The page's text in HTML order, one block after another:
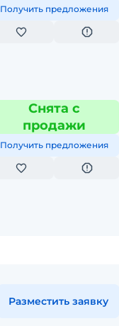
Получить предложения
Снята с
продажи
Получить предложения
Разместить заявку